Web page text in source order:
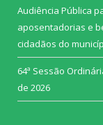
Audiência Pública
aposentadorias e
cidadãos do
64ª Sessão
de 2026